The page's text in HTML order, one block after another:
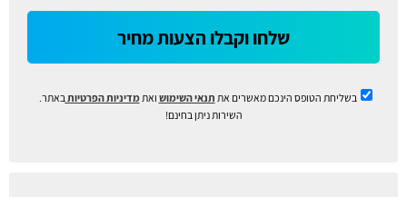
שלחו וקבלו הצעות מחיר
בשליחת הטופס הינכם מאשרים את תנאי השימוש ואתמדיניות הפרטיותבאתר.
השירות ניתן בחינם!